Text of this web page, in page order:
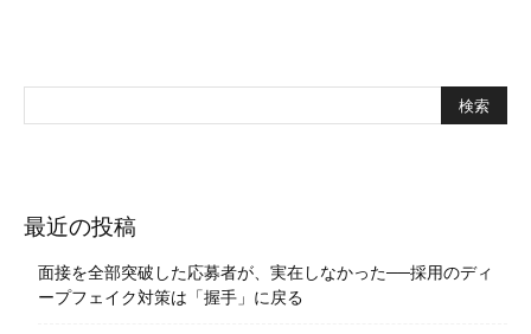
最近の投稿
面接を全部突破した応募者が、実在しなかった──採用のディ
ープフェイク対策は「握手」に戻る